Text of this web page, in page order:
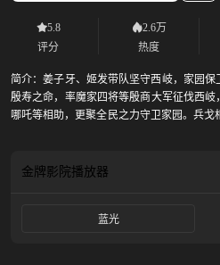
5.8
评分
2.6万
热度
简介：姜子牙、姬发带队坚守西岐，家园
殷寿之命，率魔家四将等殷商大军征伐西岐
哪吒等相助，更聚全民之力守卫家园。兵戈
金牌影院播放器
蓝光